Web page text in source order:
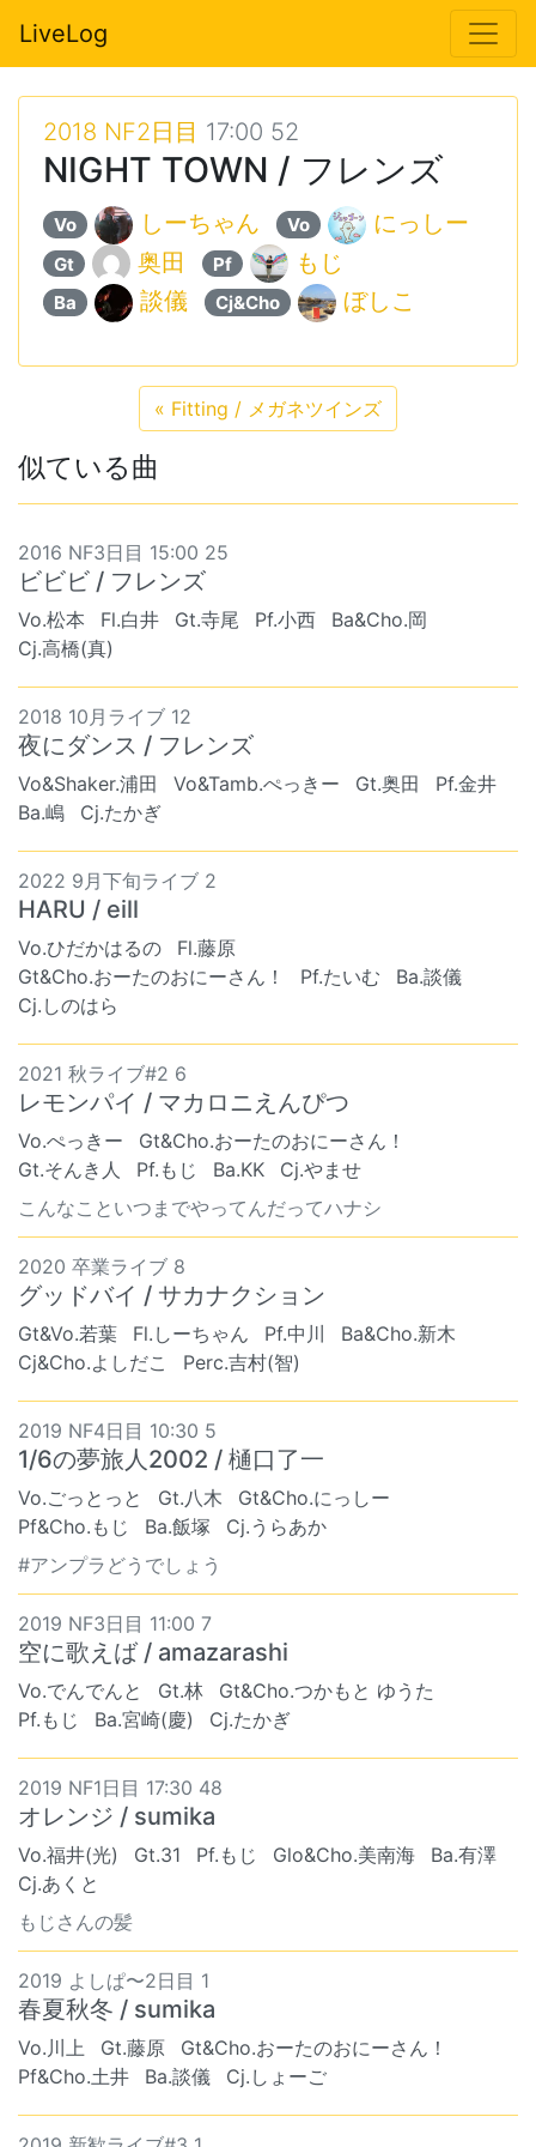
LiveLog
2018 NF2日目 17:00 52
NIGHT TOWN / フレンズ
Vo しーちゃん Vo にっしー
Gt 奥田 Pf もじ
Ba 談儀 Cj&Cho ぼしこ
« Fitting / メガネツインズ
似ている曲
2016 NF3日目 15:00 25
ビビビ / フレンズ
Vo.松本 Fl.白井 Gt.寺尾 Pf.小西
Ba&Cho.岡
Cj.高橋(真)
2018 10月ライブ 12
夜にダンス / フレンズ
Vo&Shaker.浦田 Vo&Tamb.ぺっきー Gt.奥田
Pf.金井
Ba.嶋
Cj.たかぎ
2022 9月下旬ライブ 2
HARU / eill
Vo.ひだかはるの
Fl.藤原
Gt&Cho.おーたのおにーさん！
Pf.たいむ
Ba.談儀
Cj.しのはら
2021 秋ライブ#2 6
レモンパイ / マカロニえんぴつ
Vo.ぺっきー
Gt&Cho.おーたのおにーさん！
Gt.そんき人
Pf.もじ Ba.KK
Cj.やませ
こんなこといつまでやってんだってハナシ
2020 卒業ライブ 8
グッドバイ / サカナクション
Gt&Vo.若葉 Fl.しーちゃん Pf.中川
Ba&Cho.新木
Cj&Cho.よしだこ
Perc.吉村(智)
2019 NF4日目 10:30 5
1/6の夢旅人2002 / 樋口了一
Vo.ごっとっと Gt.八木
Gt&Cho.にっしー
Pf&Cho.もじ
Ba.飯塚
Cj.うらあか
#アンプラどうでしょう
2019 NF3日目 11:00 7
空に歌えば / amazarashi
Vo.でんでんと Gt.林
Gt&Cho.つかもと ゆうた
Pf.もじ
Ba.宮崎(慶) Cj.たかぎ
2019 NF1日目 17:30 48
オレンジ / sumika
Vo.福井(光) Gt.31 Pf.もじ Glo&Cho.美南海
Ba.有澤
Cj.あくと
もじさんの髪
2019 よしぱ〜2日目 1
春夏秋冬 / sumika
Vo.川上 Gt.藤原
Gt&Cho.おーたのおにーさん！
Pf&Cho.土井
Ba.談儀 Cj.しょーご